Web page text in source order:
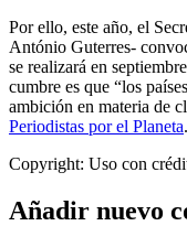
Por ello, este año, el
António Guterres-
se realizará en
cumbre es que “los
ambición en materia de
Periodistas por el Planeta.
Copyright: Uso con
Añadir nuevo